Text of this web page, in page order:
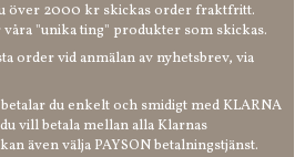
över 2000 kr skickas order fraktfritt.
"unika ting" produkter som skickas.
order vid anmälan av nyhetsbrev, via
du enkelt och smidigt med KLARNA
vill betala mellan alla Klarnas
även välja PAYSON betalningstjänst.